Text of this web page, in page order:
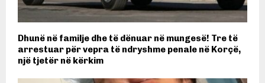
Dhunë në familje dhe të dënuar në mungesë! Tre të
arrestuar për vepra të ndryshme penale në Korçë,
një tjetër në kërkim